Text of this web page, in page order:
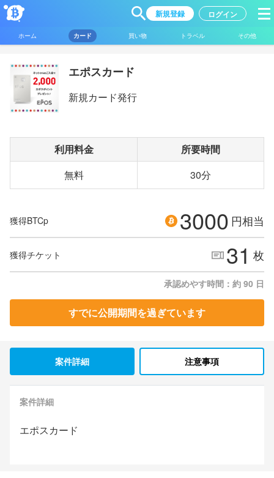
新規登録 ログイン
ホーム カード 買い物 トラベル その他
エポスカード
新規カード発行
利用料金
所要時間
無料
30分
獲得BTCp 3000 円相当
獲得チケット 31 枚
承認めやす時間：約 90 日
すでに公開期間を過ぎています
案件詳細 注意事項
案件詳細
エポスカード